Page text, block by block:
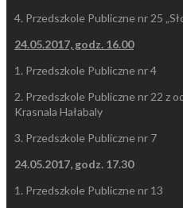
4. Przedszkole Publiczne nr 25
24.05.2017, godz. 16.00
1. Przedszkole Publiczne nr 4
2. Przedszkole Publiczne nr 22 z
Krasnala Hałabaly
3. Przedszkole Publiczne nr 7
24.05.2017, godz. 17.30
1. Przedszkole Publiczne nr 13